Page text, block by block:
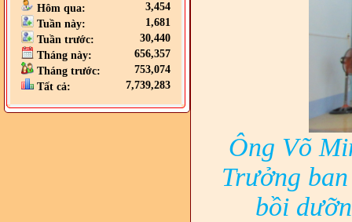
Hôm qua:
3,454
Tuần này:
1,681
Tuần trước:
30,440
Tháng này:
656,357
Tháng trước:
753,074
Tất cả:
7,739,283
Ông Võ
Trưởng
bồi